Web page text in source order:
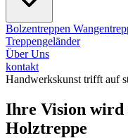
Bolzentreppen
Treppengeländer
Über Uns
kontakt
Handwerkskunst trifft auf
Ihre Vision wird
Holztreppe